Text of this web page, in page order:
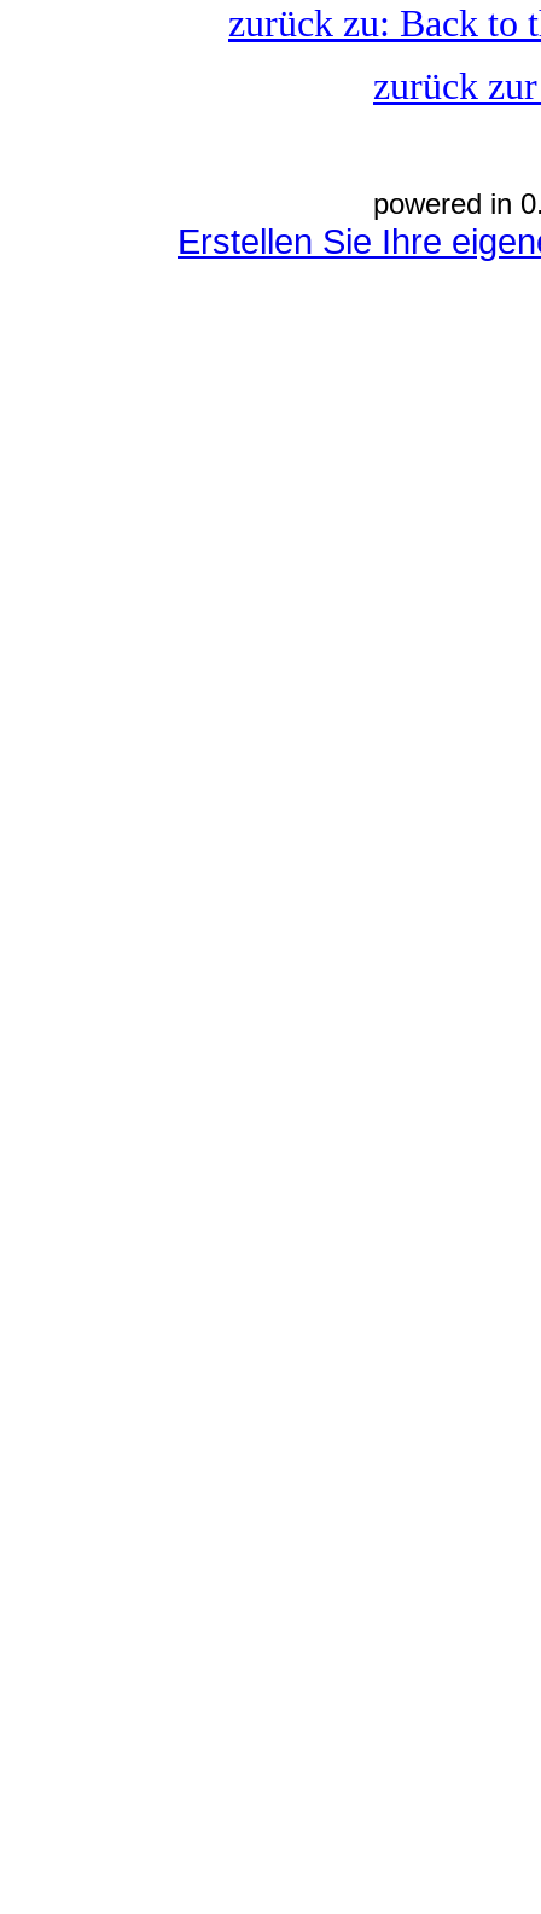
zurück zu: Back to
zurück
powered in
Erstellen Sie Ihre